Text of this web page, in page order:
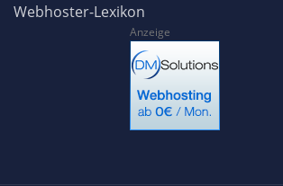
Webhoster-Lexikon
Anzeige